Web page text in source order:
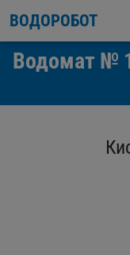
ВОДОРОБОТ
Водомат №